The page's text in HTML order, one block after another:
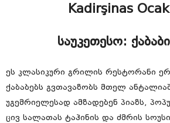
Kadirşinas
საუკეთესო:
ეს კლასიკური გრილის რესტორანი
ქაბაბებს გვთავაზობს მთელ
უგემრიელესად ამზადებენ პიაზს,
ცივ სალათას ტაჰინის და ძმრის